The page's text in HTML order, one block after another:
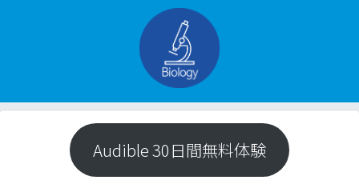
Audible 30日間無料体験